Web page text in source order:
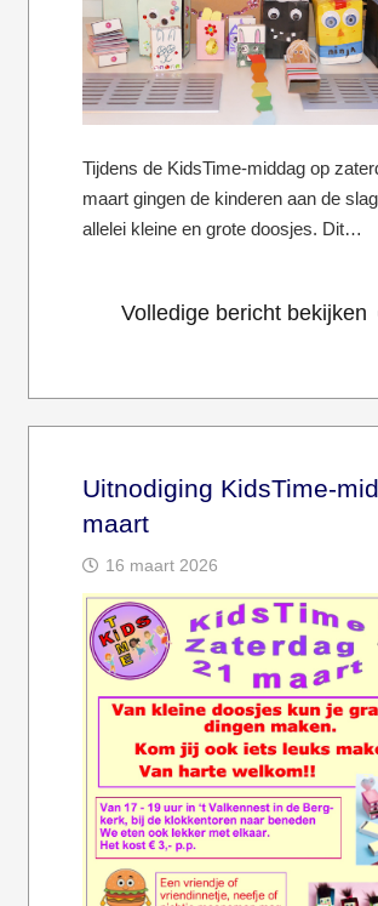
Tijdens de KidsTime-middag op
maart gingen de kinderen aan de
allelei kleine en grote doosjes. Dit…
Volledige bericht bekijken
Uitnodiging KidsTime-
maart
16 maart 2026